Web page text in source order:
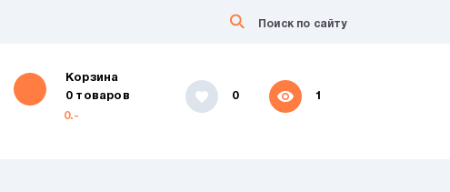
Корзина
0 товаров
0.-
0 1